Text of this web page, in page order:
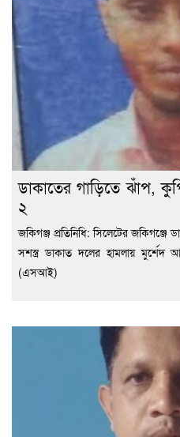
ডাকাতের গাড়িতে
২
জকিগঞ্জ প্রতিনিধি: সিলেটের
সশস্ত্র ডাকাত দলের হামলায়
(এসআই)